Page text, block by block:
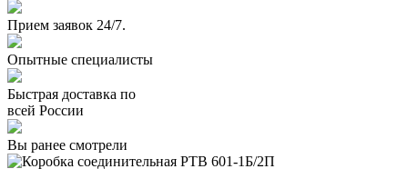
Прием заявок 24/7.
Опытные специалисты
Быстрая доставка по
всей России
Вы ранее смотрели